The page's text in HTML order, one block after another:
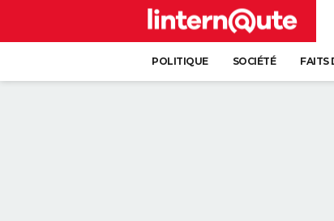
POLITIQUE SOCIÉTÉ FAITS